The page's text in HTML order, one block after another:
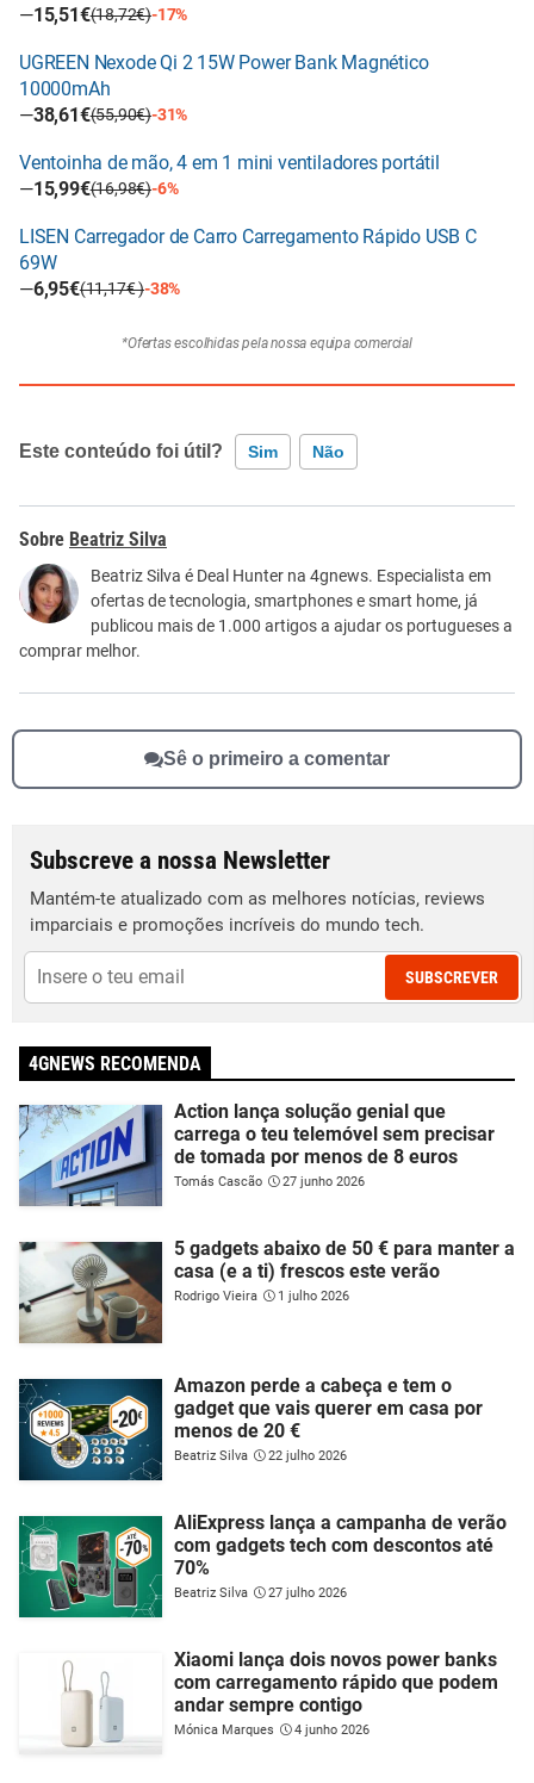
—15,51€(18,72€)-17%
UGREEN Nexode Qi 2 15W Power Bank Magnético
10000mAh
—38,61€(55,90€)-31%
Ventoinha de mão, 4 em 1 mini ventiladores portátil
—15,99€(16,98€)-6%
LISEN Carregador de Carro Carregamento Rápido USB C
69W
—6,95€(11,17€ )-38%
*Ofertas escolhidas pela nossa equipa comercial
Este conteúdo foi útil? Sim Não
Este conteúdo contém informação incorreta
Este conteúdo não tem a informação que procuro
Outro
Beatriz Silva
Beatriz Silva é Deal Hunter na 4gnews. Especialista em
ofertas de tecnologia, smartphones e smart home, já
publicou mais de 1.000 artigos a ajudar os portugueses a
comprar melhor.
Sê o primeiro a comentar
Subscreve a nossa Newsletter
Mantém-te atualizado com as melhores notícias, reviews
imparciais e promoções incríveis do mundo tech.
SUBSCREVER
4GNEWS RECOMENDA
Action lança solução genial que
carrega o teu telemóvel sem precisar
de tomada por menos de 8 euros
Tomás Cascão 27 junho 2026
5 gadgets abaixo de 50 € para manter a
casa (e a ti) frescos este verão
Rodrigo Vieira 1 julho 2026
Amazon perde a cabeça e tem o
gadget que vais querer em casa por
menos de 20 €
Beatriz Silva 22 julho 2026
AliExpress lança a campanha de verão
com gadgets tech com descontos até
70%
Beatriz Silva 27 julho 2026
Xiaomi lança dois novos power banks
com carregamento rápido que podem
andar sempre contigo
Mónica Marques 4 junho 2026